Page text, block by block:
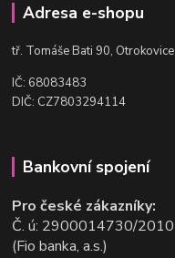
Adresa e-shopu
tř. Tomáše Bati 90, Otrokovice
IČ: 68083483
DIČ: CZ7803294114
Bankovní spojení
Pro české zákazníky:
Č. ú: 2900014730/2010
(Fio banka, a.s.)